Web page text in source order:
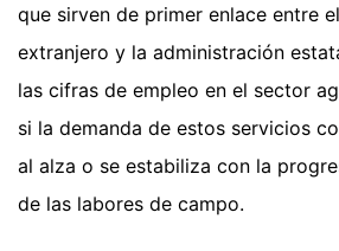
que sirven de primer enlace entre
extranjero y la administración
las cifras de empleo en el sector
si la demanda de estos servicios
al alza o se estabiliza con la
de las labores de campo.